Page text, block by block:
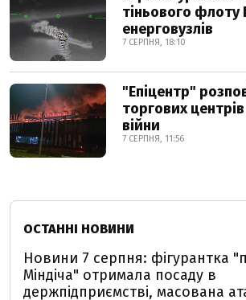
тіньового флоту
енерговузлів
7 СЕРПНЯ, 18:10
"Епіцентр"
торгових
війни
7 СЕРПНЯ, 11:56
ОСТАННІ НОВИНИ
Новини 7 серпня: фігурантка
Міндіча" отримала посаду в
держпідприємстві, масована